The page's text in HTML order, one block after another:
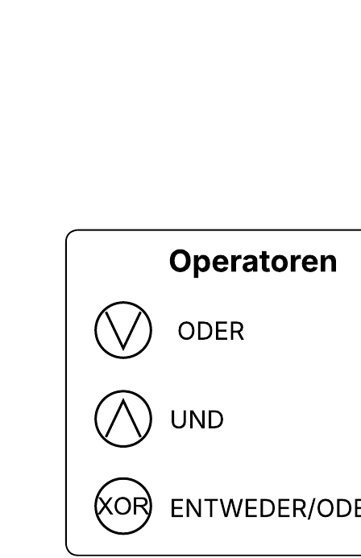
DevOps VSM mit Verantwortungsbereichen
Zur Vorlage DevOps VSM mit Verantwortungsbereichen gehen